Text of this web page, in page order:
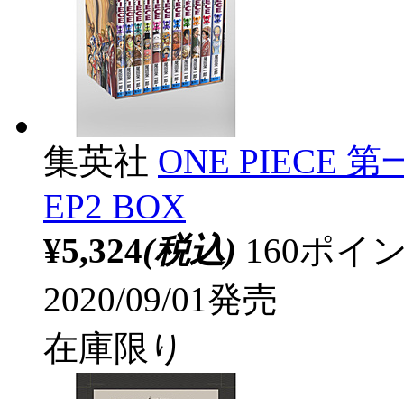
集英社 ONE PIECE 第
EP2 BOX
¥5,324(税込) 160ポイ
2020/09/01発売
在庫限り